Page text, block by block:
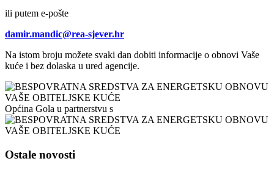
ili putem e-pošte
damir.mandic@rea-sjever.hr
Na istom broju možete svaki dan dobiti informacije o obnovi Vaše
kuće i bez dolaska u ured agencije.
Općina Gola u partnerstvu s
Ostale novosti